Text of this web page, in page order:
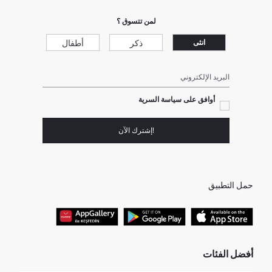
لمن تتسوق ؟
انثى ذكر أطفال
البريد الإلكتروني
أوافق على سياسة السرية
!إشترك الآن
حمل التطبيق
أفضل الفئات